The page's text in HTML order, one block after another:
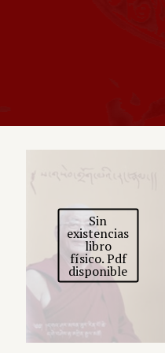
Sin
existencias
libro
físico. Pdf
disponible